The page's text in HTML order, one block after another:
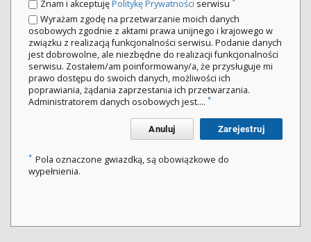
Znam i akceptujęPolitykę Prywatności serwisu
Wyrażam zgodę na przetwarzanie moich danych
osobowych zgodnie z aktami prawa unijnego i krajowego w
związku z realizacją funkcjonalności serwisu. Podanie danych
jest dobrowolne, ale niezbędne do realizacji funkcjonalności
serwisu. Zostałem/am poinformowany/a, że przysługuje mi
prawo dostępu do swoich danych, możliwości ich
poprawiania, żądania zaprzestania ich przetwarzania.
Administratorem danych osobowych jest.... *
Anuluj Zarejestruj
* Pola oznaczone gwiazdką, są obowiązkowe do
wypełnienia.